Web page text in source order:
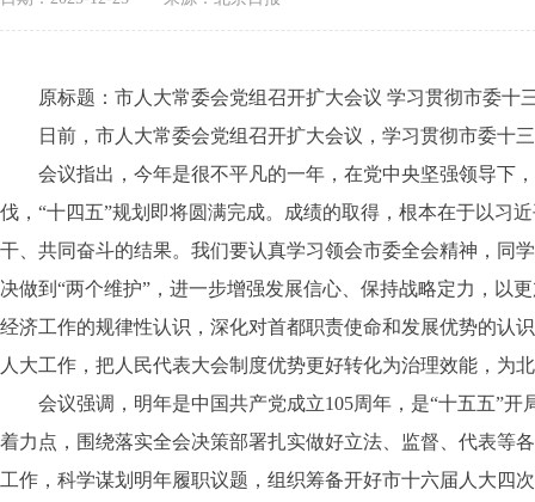
原标题：市人大常委会党组召开扩大会议 学习贯彻市委十
日前，市人大常委会党组召开扩大会议，学习贯彻市委十
会议指出，今年是很不平凡的一年，在党中央坚强领导下，
伐，“十四五”规划即将圆满完成。成绩的取得，根本在于以习
干、共同奋斗的结果。我们要认真学习领会市委全会精神，同
决做到“两个维护”，进一步增强发展信心、保持战略定力，以
经济工作的规律性认识，深化对首都职责使命和发展优势的认
人大工作，把人民代表大会制度优势更好转化为治理效能，为
会议强调，明年是中国共产党成立105周年，是“十五五”开
着力点，围绕落实全会决策部署扎实做好立法、监督、代表等
工作，科学谋划明年履职议题，组织筹备开好市十六届人大四